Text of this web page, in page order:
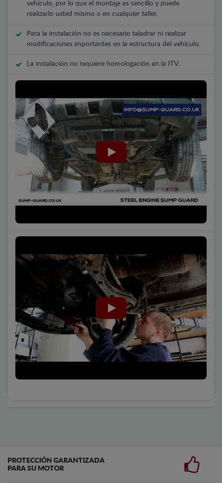
vehículo, por lo que el montaje es sencillo y puede
realizarlo usted mismo o en cualquier taller.
Para la instalación no es necesario taladrar ni realizar
modificaciones importantes en la estructura del vehículo.
La instalación no requiere homologación en la ITV.
PROTECCIÓN GARANTIZADA
PARA SU MOTOR